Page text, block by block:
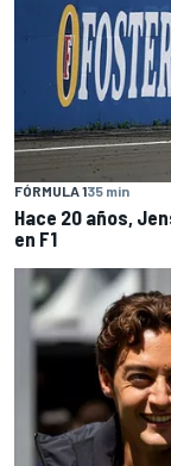
FÓRMULA 135 min
Hace 20 años,
en F1